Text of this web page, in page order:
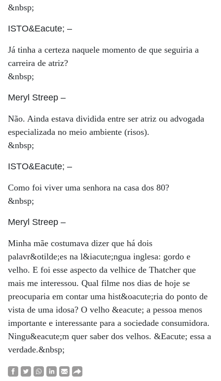
&nbsp;
ISTO&Eacute; –
Já tinha a certeza naquele momento de que seguiria a
carreira de atriz?
&nbsp;
Meryl Streep –
Não. Ainda estava dividida entre ser atriz ou advogada
especializada no meio ambiente (risos).
&nbsp;
ISTO&Eacute; –
Como foi viver uma senhora na casa dos 80?
&nbsp;
Meryl Streep –
Minha mãe costumava dizer que há dois
palavr&otilde;es na l&iacute;ngua inglesa: gordo e
velho. E foi esse aspecto da velhice de Thatcher que
mais me interessou. Qual filme nos dias de hoje se
preocuparia em contar uma hist&oacute;ria do ponto de
vista de uma idosa? O velho &eacute; a pessoa menos
importante e interessante para a sociedade consumidora.
Ningu&eacute;m quer saber dos velhos. &Eacute; essa a
verdade.&nbsp;